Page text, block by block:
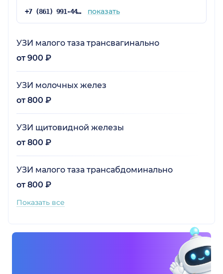
+7 (861) 991-44-01 показать
УЗИ малого таза трансвагинально
от 900 ₽
УЗИ молочных желез
от 800 ₽
УЗИ щитовидной железы
от 800 ₽
УЗИ малого таза трансабдоминально
от 800 ₽
Показать все